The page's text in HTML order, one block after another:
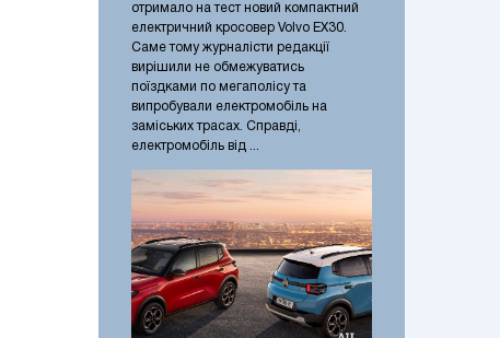
отримало на тест новий компактний
електричний кросовер Volvo EX30.
Саме тому журналісти редакції
вирішили не обмежуватись
поїздками по мегаполісу та
випробували електромобіль на
заміських трасах. Справді,
електромобіль від ...